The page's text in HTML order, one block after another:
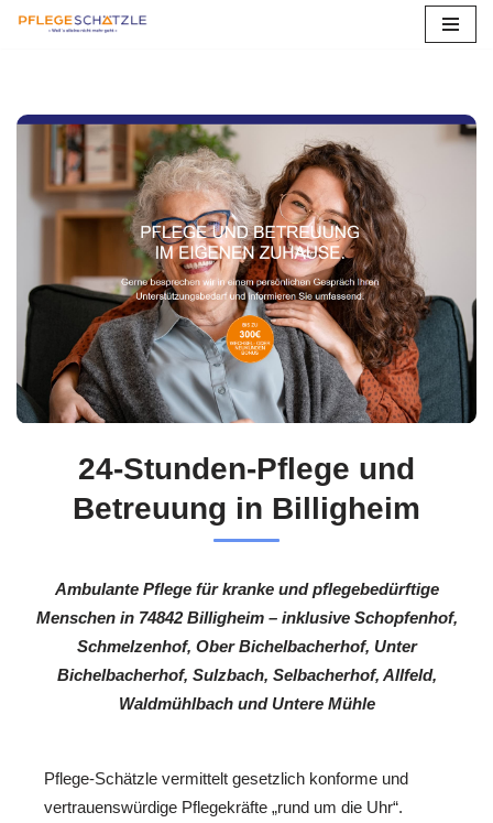
springen
24-Stunden-Pflege und
Betreuung in Billigheim
Ambulante Pflege für kranke und pflegebedürftige
Menschen in 74842 Billigheim – inklusive Schopfenhof,
Schmelzenhof, Ober Bichelbacherhof, Unter
Bichelbacherhof, Sulzbach, Selbacherhof, Allfeld,
Waldmühlbach und Untere Mühle
Pflege-Schätzle vermittelt gesetzlich konforme und
vertrauenswürdige Pflegekräfte „rund um die Uhr“.